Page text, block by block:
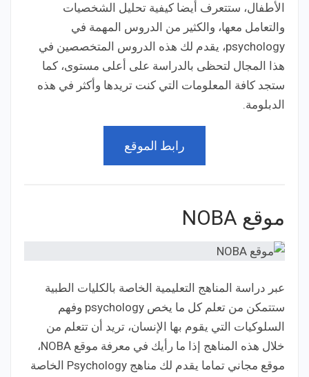
الأطفال، ستتعرف أيضا كيفية تحليل الشخصيات
والتعامل معها، والكثير من الدروس المهمة في
psychology، يقدم لك هذه الدروس المتخصصين في
هذا المجال لتحظى بالدراسة على أعلى مستوى، كما
ستجد كافة المعلومات التي كنت تريدها وأكثر في هذه
الدبلومة.
رابط الموقع
موقع NOBA
عبر دراسة المناهج التعليمية الخاصة بالكليات الطبية
ستتمكن من تعلم كل ما يخص psychology وفهم
السلوكيات التي يقوم بها الإنسان، تريد أن تتعلم من
خلال هذه المناهج إذا ما رأيك في معرفة موقع NOBA،
موقع مجاني تماما يقدم لك مناهج Psychology الخاصة